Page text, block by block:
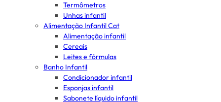
Termômetros
Unhas infantil
Alimentação Infantil Cat
Alimentação infantil
Cereais
Leites e fórmulas
Banho Infantil
Condicionador infantil
Esponjas infantil
Sabonete líquido infantil